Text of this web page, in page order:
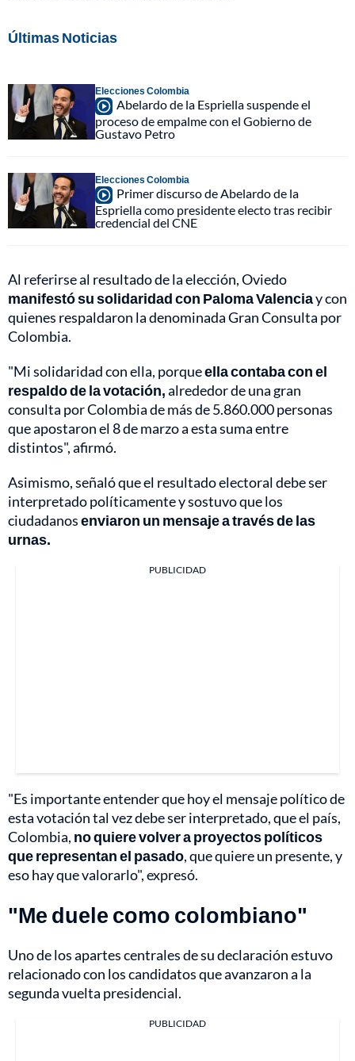
Últimas Noticias
Elecciones Colombia
Abelardo de la Espriella suspende el
proceso de empalme con el Gobierno de
Gustavo Petro
Elecciones Colombia
Primer discurso de Abelardo de la
Espriella como presidente electo tras recibir
credencial del CNE
Al referirse al resultado de la elección, Oviedo
manifestó su solidaridad con Paloma Valenciay con
quienes respaldaron la denominada Gran Consulta por
Colombia.
"Mi solidaridad con ella, porqueella contaba con el
respaldo de la votación,alrededor de una gran
consulta por Colombia de más de 5.860.000 personas
que apostaron el 8 de marzo a esta suma entre
distintos", afirmó.
Asimismo, señaló que el resultado electoral debe ser
interpretado políticamente y sostuvo que los
ciudadanosenviaron un mensaje a través de las
urnas.
PUBLICIDAD
"Es importante entender que hoy el mensaje político de
esta votación tal vez debe ser interpretado, que el país,
Colombia, no quiere volver a proyectos políticos
que representan el pasado, que quiere un presente, y
eso hay que valorarlo", expresó.
"Me duele como colombiano"
Uno de los apartes centrales de su declaración estuvo
relacionado con los candidatos que avanzaron a la
segunda vuelta presidencial.
PUBLICIDAD